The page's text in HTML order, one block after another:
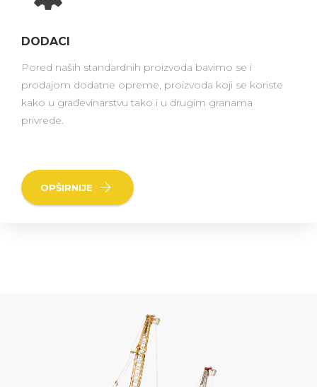
DODACI
Pored naših standardnih proizvoda bavimo se i
prodajom dodatne opreme, proizvoda koji se koriste
kako u građevinarstvu tako i u drugim granama
privrede.
OPŠIRNIJE